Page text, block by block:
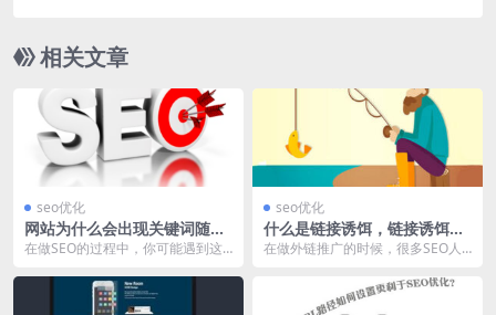
相关文章
seo优化
网站为什么会出现关键词随机
排名，而非相关？
在做SEO的过程中，你可能遇到这
些相关的关键词，而...
seo优化
什么是链接诱饵，链接诱饵建
设思路与作用！
在做外链推广的时候，很多SEO人
作中，却发现，没有...